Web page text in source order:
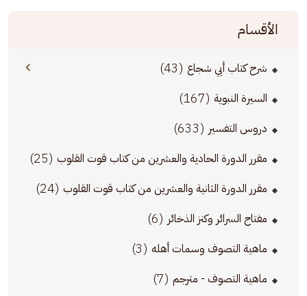
الأقسام
شرح كتاب أبي شجاع (43)
السيرة النبوية (167)
دروس التفسير (633)
مقرر الدورة الحادية والعشرين من كتاب قوت القلوب (25)
مقرر الدورة الثانية والعشرين من كتاب قوت القلوب (24)
مفتاح السرائر وكنز الذخائر (6)
ماهية التصوف وسمات أهله (3)
ماهية التصوف - مترجم (7)